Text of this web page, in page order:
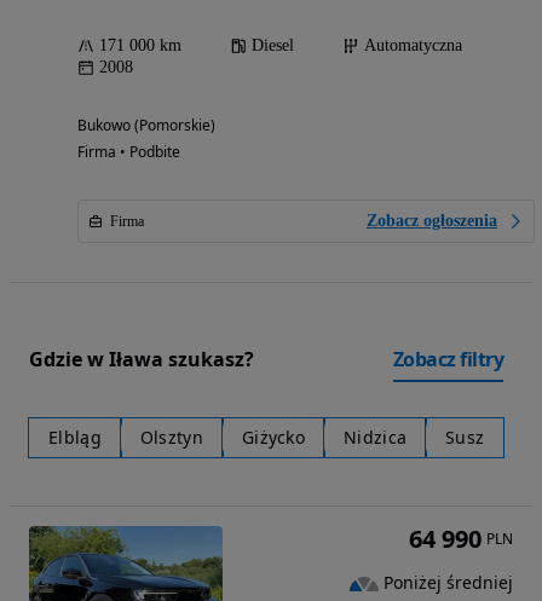
171 000 km Diesel
Automatyczna
2008
Bukowo (Pomorskie)
Firma • Podbite
Firma Zobacz ogłoszenia
Gdzie w Iława szukasz? Zobacz filtry
Elbląg Olsztyn Giżycko Nidzica Susz
64 990 PLN
Poniżej średniej